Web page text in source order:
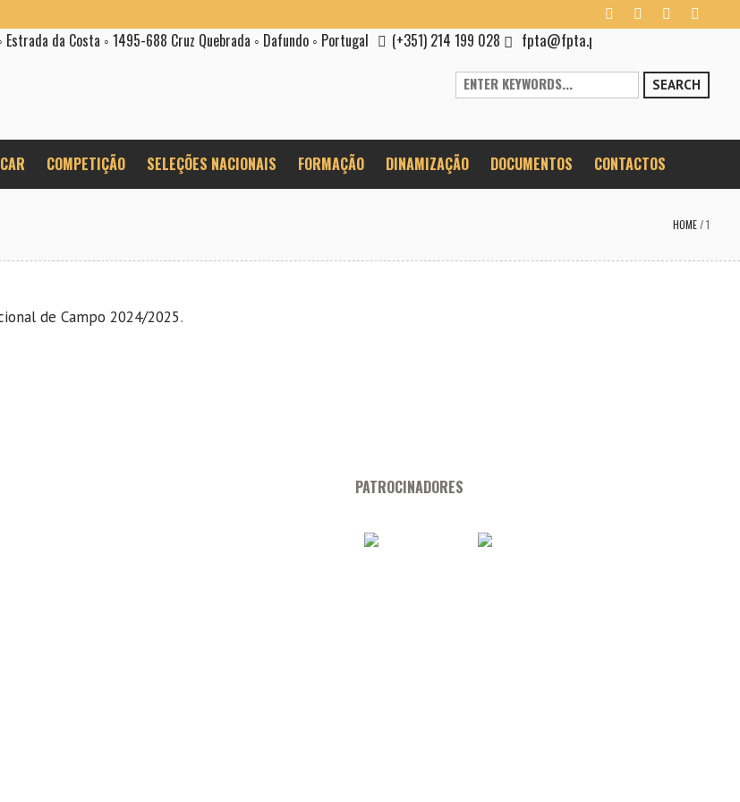
da Costa ◦ 1495-688 Cruz Quebrada ◦ Dafundo ◦ Portugal (+351) 214 199 028 fpta@fpta.pt
SEARCH
COMPETIÇÃO SELEÇÕES NACIONAIS FORMAÇÃO DINAMIZAÇÃO DOCUMENTOS CONTACTOS
HOME /1
de Campo 2024/2025.
PATROCINADORES